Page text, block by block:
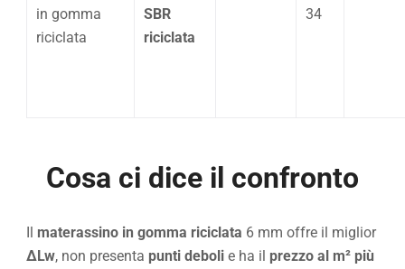
in gomma
riciclata
SBR
riciclata
34
Cosa ci dice il confronto
Il materassino in gomma riciclata 6 mm offre il miglior
ΔLw, non presenta punti deboli e ha il prezzo al m² più